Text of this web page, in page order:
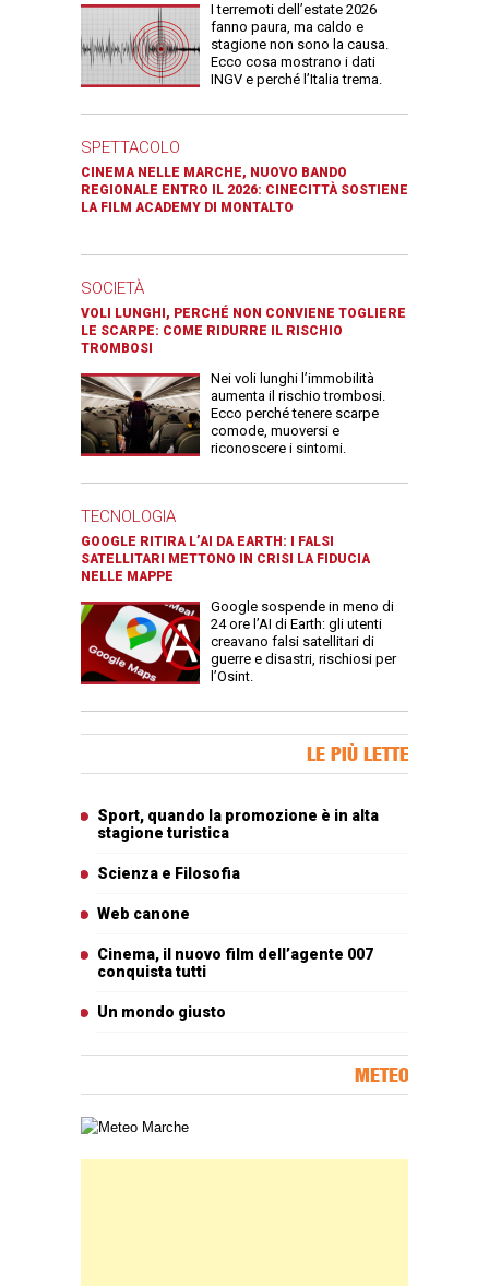
I terremoti dell’estate 2026
fanno paura, ma caldo e
stagione non sono la causa.
Ecco cosa mostrano i dati
INGV e perché l’Italia trema.
SPETTACOLO
CINEMA NELLE MARCHE, NUOVO BANDO
REGIONALE ENTRO IL 2026: CINECITTÀ SOSTIENE
LA FILM ACADEMY DI MONTALTO
SOCIETÀ
VOLI LUNGHI, PERCHÉ NON CONVIENE TOGLIERE
LE SCARPE: COME RIDURRE IL RISCHIO
TROMBOSI
Nei voli lunghi l’immobilità
aumenta il rischio trombosi.
Ecco perché tenere scarpe
comode, muoversi e
riconoscere i sintomi.
TECNOLOGIA
GOOGLE RITIRA L’AI DA EARTH: I FALSI
SATELLITARI METTONO IN CRISI LA FIDUCIA
NELLE MAPPE
Google sospende in meno di
24 ore l’AI di Earth: gli utenti
creavano falsi satellitari di
guerre e disastri, rischiosi per
l’Osint.
LE PIÙ LETTE
Sport, quando la promozione è in alta
stagione turistica
Scienza e Filosofia
Web canone
Cinema, il nuovo film dell’agente 007
conquista tutti
Un mondo giusto
METEO
Carta meteorologica delle Marche